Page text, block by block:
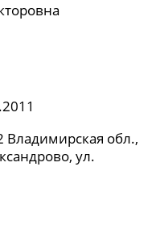
обл.,
ул.